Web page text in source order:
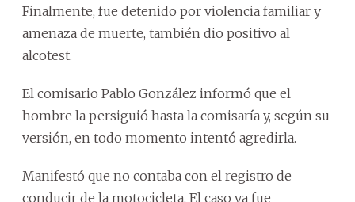
Finalmente, fue detenido por violencia familiar y
amenaza de muerte, también dio positivo al
alcotest.
El comisario Pablo González informó que el
hombre la persiguió hasta la comisaría y, según su
versión, en todo momento intentó agredirla.
Manifestó que no contaba con el registro de
conducir de la motocicleta. El caso ya fue